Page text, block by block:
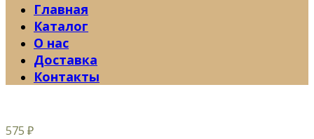
Главная
Каталог
О нас
Доставка
Контакты
575 ₽